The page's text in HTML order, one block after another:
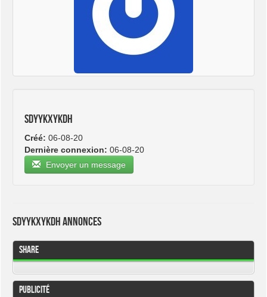
sdyykxykdh
Créé: 06-08-20
Dernière connexion: 06-08-20
Envoyer un message
sdyykxykdh Annonces
Share
Publicité